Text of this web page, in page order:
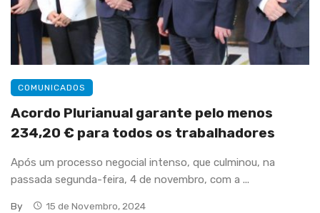
COMUNICADOS
Acordo Plurianual garante pelo menos
234,20 € para todos os trabalhadores
Após um processo negocial intenso, que culminou, na
passada segunda-feira, 4 de novembro, com a ...
By 15 de Novembro, 2024